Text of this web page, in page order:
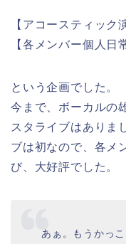
【アコースティック
【各メンバー個人日
という企画でした。
今まで、ボーカルの
スタライブはありま
ブは初なので、各メ
び、大好評でした。
あぁ。もうかっ